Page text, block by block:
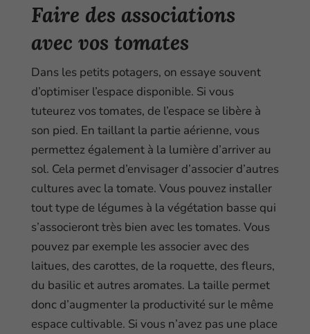
Faire des associations
avec vos tomates
Dans les petits potagers, on essaye souvent
d’optimiser l’espace disponible. Si vous
tuteurez vos tomates, de l’espace se libère à
son pied. En taillant la partie aérienne, vous
permettez également à la lumière d’arriver au
sol. Cela permet d’envisager d’associer d’autres
cultures avec la tomate. Vous pouvez installer
tout type de légumes à la végétation basse qui
s’associeront très bien avec les tomates. Vous
pouvez par exemple les associer avec des
laitues, des carottes, de la roquette, des fleurs,
du basilic et autres aromates. La taille permet
donc d’augmenter la productivité sur le même
espace cultivable. Si vous n’avez pas une place